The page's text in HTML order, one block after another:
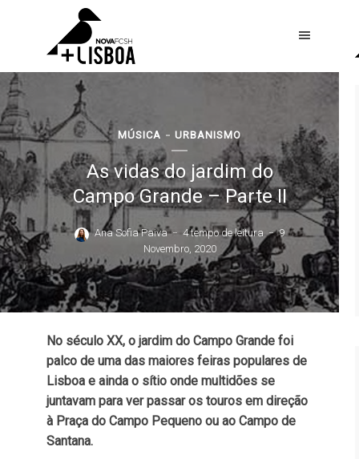
MÚSICA URBANISMO
As vidas do jardim do
Campo Grande – Parte II
Ana Sofia Paiva 4 tempo de leitura
9
Novembro, 2020
No século XX, o jardim do Campo Grande foi
palco de uma das maiores feiras populares de
Lisboa e ainda o sítio onde multidões se
juntavam para ver passar os touros em direção
à Praça do Campo Pequeno ou ao Campo de
Santana.